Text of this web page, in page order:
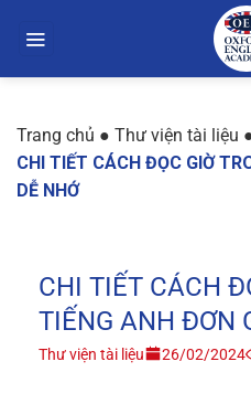
đến
Trang chủ ● Thư viện tài liệu
CHI TIẾT CÁCH ĐỌC GIỜ
DỄ NHỚ
CHI TIẾT CÁCH
TIẾNG ANH ĐƠN
Thư viện tài liệu 26/02/2024